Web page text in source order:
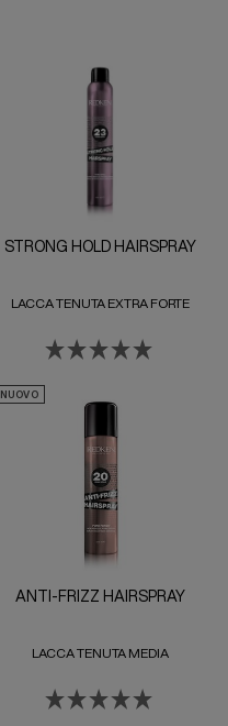
STRONG HOLD HAIRSPRAY
LACCA TENUTA EXTRA FORTE
NUOVO
ANTI-FRIZZ HAIRSPRAY
LACCA TENUTA MEDIA